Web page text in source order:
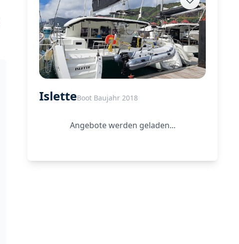
IsletteBoot Baujahr 2018
Angebote werden geladen...